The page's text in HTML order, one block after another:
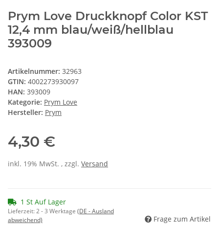
Prym Love Druckknopf Color KST
12,4 mm blau/weiß/hellblau
393009
Artikelnummer: 32963
GTIN: 4002273930097
HAN: 393009
Kategorie: Prym Love
Hersteller: Prym
4,30 €
inkl. 19% MwSt. , zzgl. Versand
1 St Auf Lager
Lieferzeit:2 - 3 Werktage (DE - Ausland
abweichend)
Frage zum Artikel